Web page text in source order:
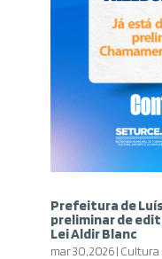
Prefeitura de
preliminar de
Lei Aldir Blanc
mar 30, 2026| Cultura